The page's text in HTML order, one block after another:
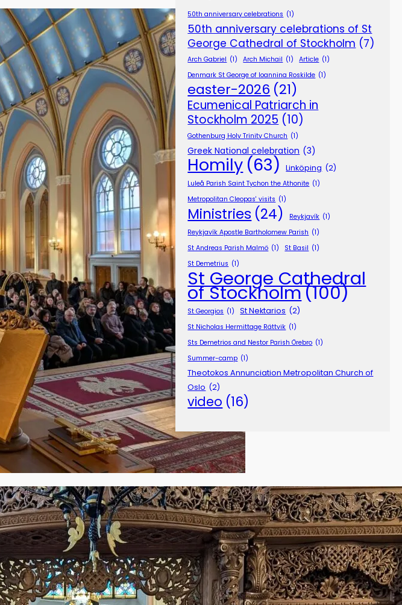
50th anniversary celebrations (1)
50th anniversary celebrations of St
George Cathedral of Stockholm (7)
Arch Gabriel (1) Arch Michail (1) Article (1)
Denmark St George of Ioannina Roskilde (1)
easter-2026 (21)
Ecumenical Patriarch in
Stockholm 2025 (10)
Gothenburg Holy Trinity Church (1)
Greek National celebration (3)
Homily (63) Linköping (2)
Luleå Parish Saint Tychon the Athonite (1)
Metropolitan Cleopas' visits (1)
Ministries (24) Reykjavík (1)
Reykjavík Apostle Bartholomew Parish (1)
St Andreas Parish Malmö (1) St Basil (1)
St Demetrius (1)
St George Cathedral
of Stockholm(100)
St Georgios (1) St Nektarios (2)
St Nicholas Hermittage Rättvik (1)
Sts Demetrios and Nestor Parish Örebro (1)
Summer-camp (1)
Theotokos Annunciation Metropolitan Church of
Oslo (2)
video (16)